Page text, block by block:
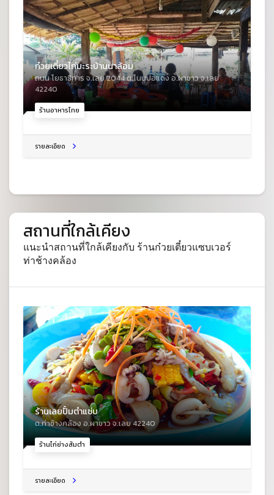
ร้านอาหารไทย
ก๋วยเตี๋ยวไก่มะระบ้านนาล้อม
ถนน โยธาธิการ จ.เลย 2044 ต.โนนปอแดง อ.ผาขาว จ.เลย
42240
รายละเอียด
สถานที่ใกล้เคียง
แนะนำสถานที่ใกล้เคียงกับ ร้านก๋วยเตี๋ยวแซบเวอร์
ท่าช้างคล้อง
ร้านไก่ย่างส้มตำ
ร้านเลยปั้มตำแซ่บ
ต.ท่าช้างคล้อง อ.ผาขาว จ.เลย 42240
รายละเอียด